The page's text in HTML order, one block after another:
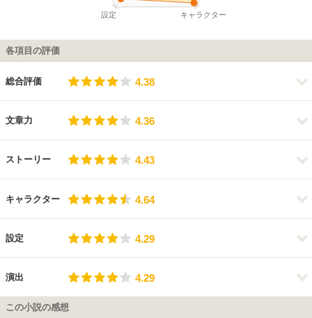
キャラクター
設定
各項目の評価
総合評価 4.38
4.38
文章力 4.36
4.36
ストーリー 4.43
4.43
キャラクター 4.64
4.64
設定 4.29
4.29
演出 4.29
4.29
この小説の感想